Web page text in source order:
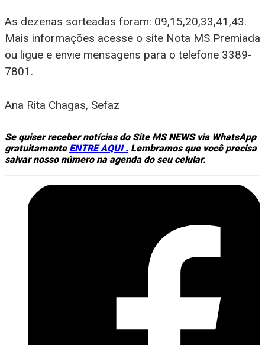
As dezenas sorteadas foram: 09,15,20,33,41,43.
Mais informações acesse o site Nota MS Premiada
ou ligue e envie mensagens para o telefone 3389-
7801.
Ana Rita Chagas, Sefaz
Se quiser receber notícias do Site MS NEWS via WhatsApp
gratuitamente ENTRE AQUI . Lembramos que você precisa
salvar nosso número na agenda do seu celular.